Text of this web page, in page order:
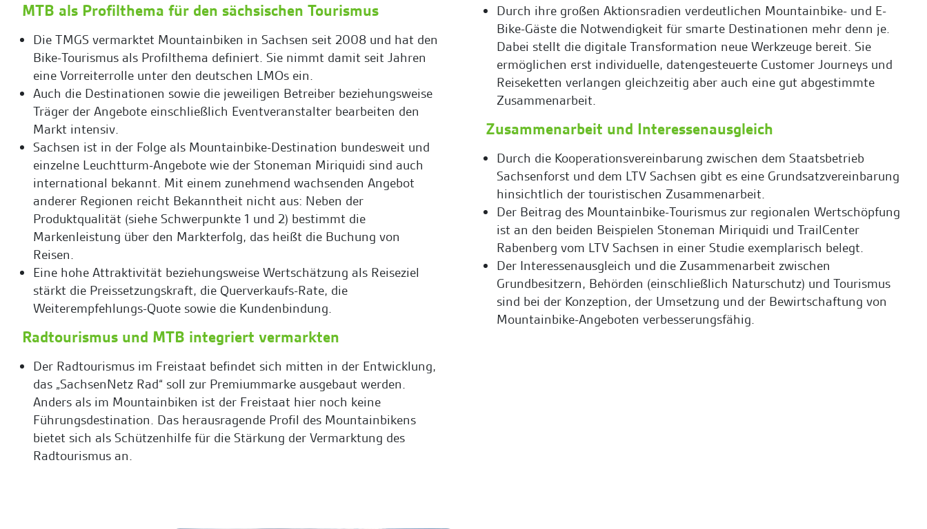
MTB als Profilthema für den sächsischen Tourismus
Die TMGS vermarktet Mountainbiken in Sachsen seit 2008 und hat den
Bike-Tourismus als Profilthema definiert. Sie nimmt damit seit Jahren
eine Vorreiterrolle unter den deutschen LMOs ein.
Auch die Destinationen sowie die jeweiligen Betreiber beziehungsweise
Träger der Angebote einschließlich Eventveranstalter bearbeiten den
Markt intensiv.
Sachsen ist in der Folge als Mountainbike-Destination bundesweit und
einzelne Leuchtturm-Angebote wie der Stoneman Miriquidi sind auch
international bekannt. Mit einem zunehmend wachsenden Angebot
anderer Regionen reicht Bekanntheit nicht aus: Neben der
Produktqualität (siehe Schwerpunkte 1 und 2) bestimmt die
Markenleistung über den Markterfolg, das heißt die Buchung von
Reisen.
Eine hohe Attraktivität beziehungsweise Wertschätzung als Reiseziel
stärkt die Preissetzungskraft, die Querverkaufs-Rate, die
Weiterempfehlungs-Quote sowie die Kundenbindung.
Radtourismus und MTB integriert vermarkten
Der Radtourismus im Freistaat befindet sich mitten in der Entwicklung,
das „SachsenNetz Rad“ soll zur Premiummarke ausgebaut werden.
Anders als im Mountainbiken ist der Freistaat hier noch keine
Führungsdestination. Das herausragende Profil des Mountainbikens
bietet sich als Schützenhilfe für die Stärkung der Vermarktung des
Radtourismus an.
Durch ihre großen Aktionsradien verdeutlichen Mountainbike- und E-
Bike-Gäste die Notwendigkeit für smarte Destinationen mehr denn je.
Dabei stellt die digitale Transformation neue Werkzeuge bereit. Sie
ermöglichen erst individuelle, datengesteuerte Customer Journeys und
Reiseketten verlangen gleichzeitig aber auch eine gut abgestimmte
Zusammenarbeit.
Zusammenarbeit und Interessenausgleich
Durch die Kooperationsvereinbarung zwischen dem Staatsbetrieb
Sachsenforst und dem LTV Sachsen gibt es eine Grundsatzvereinbarung
hinsichtlich der touristischen Zusammenarbeit.
Der Beitrag des Mountainbike-Tourismus zur regionalen Wertschöpfung
ist an den beiden Beispielen Stoneman Miriquidi und TrailCenter
Rabenberg vom LTV Sachsen in einer Studie exemplarisch belegt.
Der Interessenausgleich und die Zusammenarbeit zwischen
Grundbesitzern, Behörden (einschließlich Naturschutz) und Tourismus
sind bei der Konzeption, der Umsetzung und der Bewirtschaftung von
Mountainbike-Angeboten verbesserungsfähig.